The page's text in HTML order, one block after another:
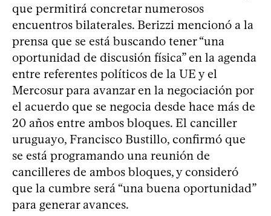
que permitirá concretar numerosos
encuentros bilaterales. Berizzi mencionó a la
prensa que se está buscando tener “una
oportunidad de discusión física” en la agenda
entre referentes políticos de la UE y el
Mercosur para avanzar en la negociación por
el acuerdo que se negocia desde hace más de
20 años entre ambos bloques. El canciller
uruguayo, Francisco Bustillo, confirmó que
se está programando una reunión de
cancilleres de ambos bloques, y consideró
que la cumbre será “una buena oportunidad”
para generar avances.